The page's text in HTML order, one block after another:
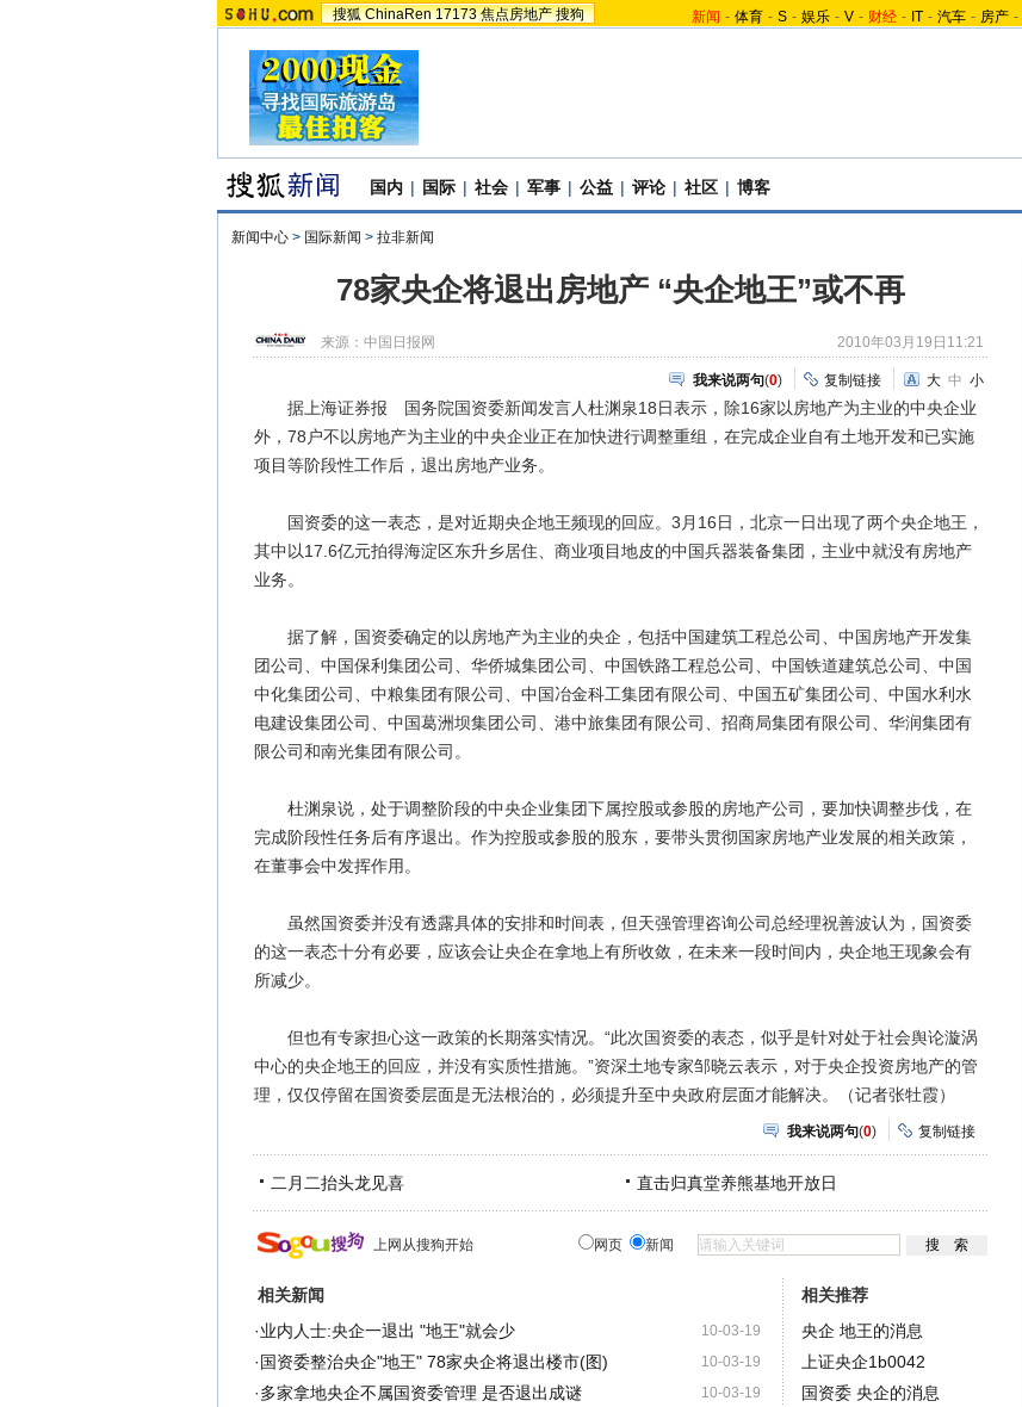
搜狐 ChinaRen 17173 焦点房地产 搜狗 新闻 - 体育 - S - 娱乐 - V - 财经 - IT - 汽车 - 房产 -
国内 | 国际 | 社会 | 军事 | 公益 | 评论 | 社区 | 博客
新闻中心 > 国际新闻 > 拉非新闻
78家央企将退出房地产 “央企地王”或不再
来源： 中国日报网 2010年03月19日11:21
我来说两句(0) 复制链接 大 中 小
据上海证券报 国务院国资委新闻发言人杜渊泉18日表示，除16家以房地产为主业的中央企业
外，78户不以房地产为主业的中央企业正在加快进行调整重组，在完成企业自有土地开发和已实施
项目等阶段性工作后，退出房地产业务。
国资委的这一表态，是对近期央企地王频现的回应。3月16日，北京一日出现了两个央企地王，
其中以17.6亿元拍得海淀区东升乡居住、商业项目地皮的中国兵器装备集团，主业中就没有房地产
业务。
据了解，国资委确定的以房地产为主业的央企，包括中国建筑工程总公司、中国房地产开发集
团公司、中国保利集团公司、华侨城集团公司、中国铁路工程总公司、中国铁道建筑总公司、中国
中化集团公司、中粮集团有限公司、中国冶金科工集团有限公司、中国五矿集团公司、中国水利水
电建设集团公司、中国葛洲坝集团公司、港中旅集团有限公司、招商局集团有限公司、华润集团有
限公司和南光集团有限公司。
杜渊泉说，处于调整阶段的中央企业集团下属控股或参股的房地产公司，要加快调整步伐，在
完成阶段性任务后有序退出。作为控股或参股的股东，要带头贯彻国家房地产业发展的相关政策，
在董事会中发挥作用。
虽然国资委并没有透露具体的安排和时间表，但天强管理咨询公司总经理祝善波认为，国资委
的这一表态十分有必要，应该会让央企在拿地上有所收敛，在未来一段时间内，央企地王现象会有
所减少。
但也有专家担心这一政策的长期落实情况。“此次国资委的表态，似乎是针对处于社会舆论漩涡
中心的央企地王的回应，并没有实质性措施。”资深土地专家邹晓云表示，对于央企投资房地产的管
理，仅仅停留在国资委层面是无法根治的，必须提升至中央政府层面才能解决。（记者张牡霞）
我来说两句(0) 复制链接
二月二抬头龙见喜 直击归真堂养熊基地开放日
上网从搜狗开始 网页 新闻
相关新闻
10-03-19
·业内人士:央企一退出 "地王"就会少
10-03-19
· 国资委整治央企"地王" 78家央企将退出楼市(图)
10-03-19
·多家拿地央企不属国资委管理 是否退出成谜
相关推荐
央企 地王的消息
上证央企1b0042
国资委 央企的消息